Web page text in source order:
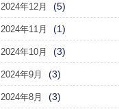
2024年12月 (5)
2024年11月 (1)
2024年10月 (3)
2024年9月 (3)
2024年8月 (3)